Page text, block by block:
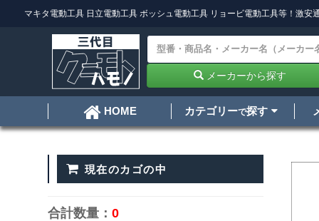
マキタ電動工具 日立電動工具 ボッシュ電動工具 リョービ電動工具等！激安
メーカーから探す
HOME カテゴリーで探す
現在のカゴの中
合計数量：0